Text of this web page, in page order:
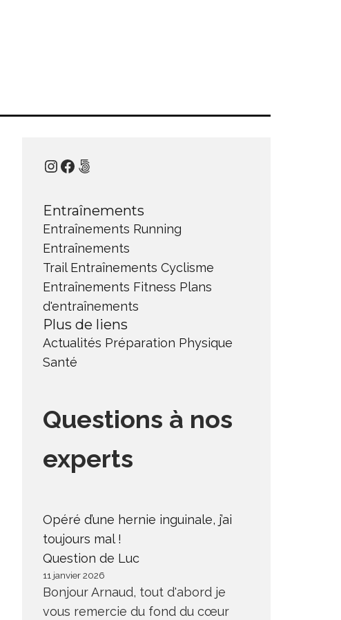
Instagram
Facebook
500px
Entraînements
Entraînements Running
Entraînements
Trail Entraînements Cyclisme
Entraînements Fitness Plans
d'entraînements
Plus de liens
Actualités Préparation Physique
Santé
Questions à nos
experts
Opéré d’une hernie inguinale, j’ai
toujours mal !
Question de Luc
11 janvier 2026
Bonjour Arnaud, tout d'abord je
vous remercie du fond du cœur